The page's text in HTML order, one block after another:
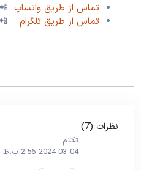
تماس از طریق واتساپ 📲
تماس از طریق تلگرام
نظرات (7)
تکتم
2024-03-04 2:56 ب.ظ